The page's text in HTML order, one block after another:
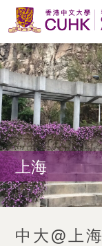
香
港
中
文
大
學
學
上海
中大@上海